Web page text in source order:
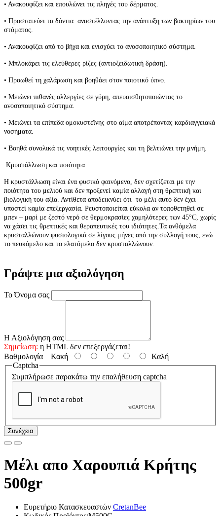
• Ανακουφίζει και επουλώνει τις πληγές του δέρματος.
• Προστατεύει τα δόντια αναστέλλοντας την ανάπτυξη των βακτηρίων του
στόματος.
• Ανακουφίζει από το βήχα και ενισχύει το ανοσοποιητικό σύστημα.
• Μπλοκάρει τις ελεύθερες ρίζες (αντιοξειδωτική δράση).
• Προωθεί τη χαλάρωση και βοηθάει στον ποιοτικό ύπνο.
• Μειώνει πιθανές αλλεργίες σε γύρη, απευαισθητοποιώντας το
ανοσοποιητικό σύστημα.
• Μειώνει τα επίπεδα ομοκυστεΐνης στο αίμα αποτρέποντας καρδιαγγειακά
νοσήματα.
• Βοηθά συνολικά τις νοητικές λειτουργίες και τη βελτιώνει την μνήμη.
Κρυστάλλωση και ποιότητα
Η κρυστάλλωση είναι ένα φυσικό φαινόμενο, δεν σχετίζεται με την
ποιότητα του μελιού και δεν προξενεί καμία αλλαγή στη θρεπτική και
βιολογική του αξία. Αντίθετα αποδεικνύει ότι το μέλι αυτό δεν έχει
υποστεί καμία επεξεργασία. Ρευστοποιείται εύκολα αν τοποθετηθεί σε
μπεν – μαρί με ζεστό νερό σε θερμοκρασίες χαμηλότερες των 45°C, χωρίς
να χάσει τις θρεπτικές και θεραπευτικές του ιδιότητες.Τα ανθόμελα
κρυσταλλώνουν φυσιολογικά σε λίγους μήνες από την συλλογή τους, ενώ
το πευκόμελο και το ελατόμελο δεν κρυσταλλώνουν.
Γράψτε μια αξιολόγηση
Το Όνομα σας
Η Αξιολόγηση σας
Σημείωση: η HTML δεν επεξεργάζεται!
Βαθμολογία Κακή
Καλή
Captcha
Συμπλήρωσε παρακάτω την επαλήθευση captcha
Συνέχεια
Μέλι απο Χαρουπιά Κρήτης
500gr
Ευρετήριο Κατασκευαστών CretanBee